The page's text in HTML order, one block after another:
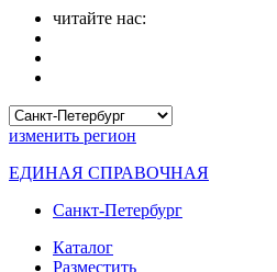
читайте нас:
изменить регион
ЕДИНАЯ СПРАВОЧНАЯ
Санкт-Петербург
Каталог
Разместить